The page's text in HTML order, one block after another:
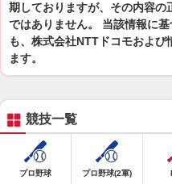
期しておりますが、その内容
ではありません。 当該情報に
も、株式会社NTTドコモおよ
ます。
競技一覧
プロ野球 プロ野球(2軍)